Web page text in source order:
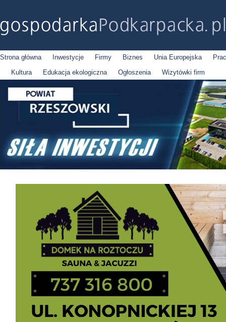
Strona główna Inwestycje Firmy Biznes Unia Europejska
Kultura
Edukacja ekologiczna Ogłoszenia Wizytówki firm